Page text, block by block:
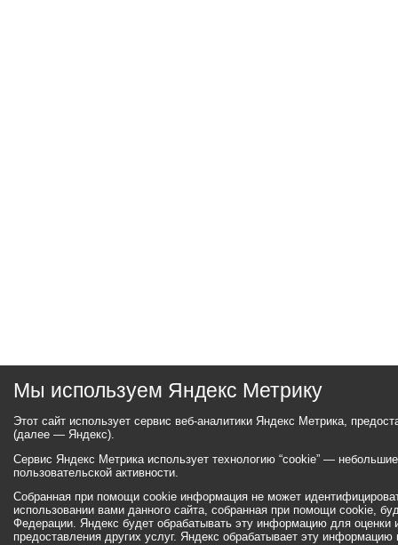
Мы используем Яндекс Метрику
Этот сайт использует сервис веб-аналитики Яндекс Метрика,
(далее — Яндекс).
Сервис Яндекс Метрика использует технологию “cookie” —
пользовательской активности.
Собранная при помощи cookie информация не может
использовании вами данного сайта, собранная при помощи cookie,
Федерации. Яндекс будет обрабатывать эту информацию для оценки
предоставления других услуг. Яндекс обрабатывает эту